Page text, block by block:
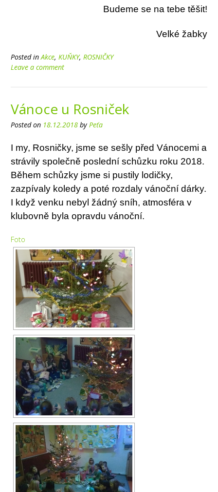
Budeme se na tebe těšit!
Velké žabky
Posted inAkce, KUŇKY, ROSNIČKY
Leave a comment
Vánoce u Rosniček
Posted on 18.12.2018 by Peťa
I my, Rosničky, jsme se sešly před Vánocemi a
strávily společně poslední schůzku roku 2018.
Během schůzky jsme si pustily lodičky,
zazpívaly koledy a poté rozdaly vánoční dárky.
I když venku nebyl žádný sníh, atmosféra v
klubovně byla opravdu vánoční.
Foto